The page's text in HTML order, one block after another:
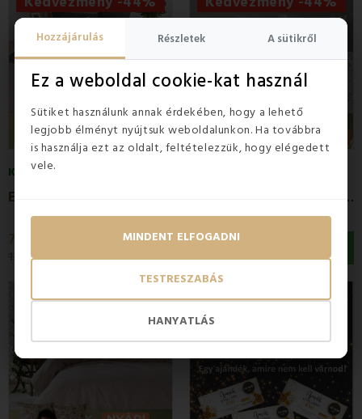
Hozzájárulás Részletek A sütikről
Ez a weboldal cookie-kat használ
Sütiket használunk annak érdekében, hogy a lehető
legjobb élményt nyújtsuk weboldalunkon. Ha továbbra
is használja ezt az oldalt, feltételezzük, hogy elégedett
vele.
HANYATLÁS
TESTRESZABÁS
MINDENT ELFOGADNI
KÉSZLETEN
13 990 Ft
E
MI Madalen pamut ágyneműhuzat
7 900 Ft
13 990 Ft
Kedvezmény -44%